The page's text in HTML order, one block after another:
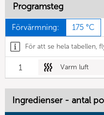
Programsteg
Förvärmning: 175 °C
För att se hela tabellen,
1 Varm luft
Ingredienser - antal